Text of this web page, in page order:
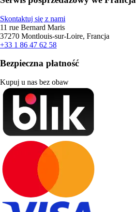
Skontaktuj się z nami
11 rue Bernard Maris
37270 Montlouis-sur-Loire, Francja
+33 1 86 47 62 58
Bezpieczna płatność
Kupuj u nas bez obaw